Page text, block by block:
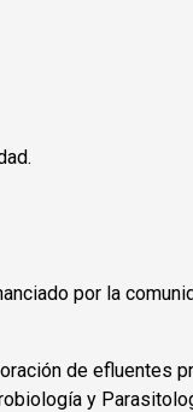
por la
de efluentes
y